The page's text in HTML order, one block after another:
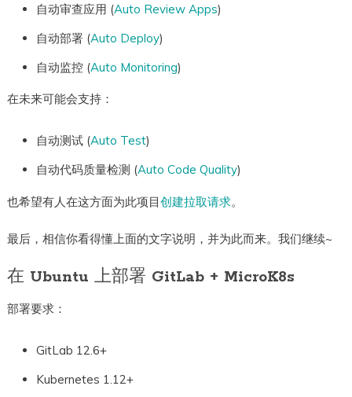
自动审查应用 (Auto Review Apps)
自动部署 (Auto Deploy)
自动监控 (Auto Monitoring)
在未来可能会支持：
自动测试 (Auto Test)
自动代码质量检测 (Auto Code Quality)
也希望有人在这方面为此项目创建拉取请求。
最后，相信你看得懂上面的文字说明，并为此而来。我们继续~
在 Ubuntu 上部署 GitLab + MicroK8s
部署要求：
GitLab 12.6+
Kubernetes 1.12+